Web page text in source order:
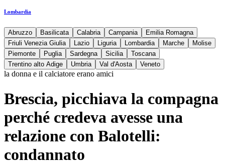
Lombardia
Abruzzo Basilicata Calabria Campania
Emilia Romagna
Friuli Venezia Giulia
Lazio Liguria Lombardia Marche
Molise
Piemonte
Puglia Sardegna Sicilia
Toscana
Trentino alto Adige
Umbria Val d'Aosta Veneto
la donna e il calciatore erano amici
Brescia, picchiava la compagna
perché credeva avesse una
relazione con Balotelli:
condannato